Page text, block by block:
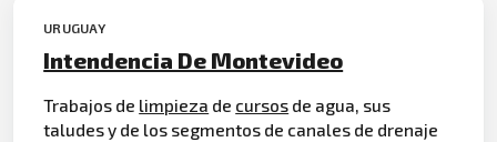
URUGUAY
Intendencia De Montevideo
Trabajos de limpieza de cursos de agua, sus
taludes y de los segmentos de canales de drenaje